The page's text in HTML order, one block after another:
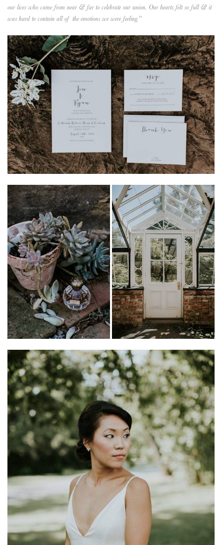
our lives who came from near & far to celebrate our union. Our hearts felt so full & it
was hard to contain all of the emotions we were feeling.”